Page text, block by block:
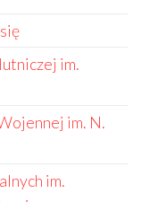
im.
im. N.
im.